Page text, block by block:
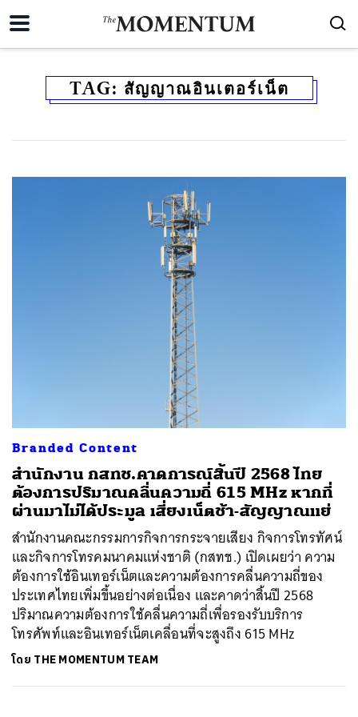
TAG: สัญญาณอินเตอร์เน็ต
Branded Content
สำนักงาน กสทช.คาดการณ์สิ้นปี 2568 ไทย
ต้องการปริมาณคลื่นความถี่ 615 MHz หากที่
ผ่านมาไม่ได้ประมูล เสี่ยงเน็ตช้า-สัญญาณแย่
สำนักงานคณะกรรมการกิจการกระจายเสียง กิจการโทรทัศน์
และกิจการโทรคมนาคมแห่งชาติ (กสทช.) เปิดเผยว่า ความ
ต้องการใช้อินเทอร์เน็ตและความต้องการคลื่นความถี่ของ
ประเทศไทยเพิ่มขึ้นอย่างต่อเนื่อง และคาดว่าสิ้นปี 2568
ปริมาณความต้องการใช้คลื่นความถี่เพื่อรองรับบริการ
โทรศัพท์และอินเทอร์เน็ตเคลื่อนที่จะสูงถึง 615 MHz
โดย THE MOMENTUM TEAM
SHARE TWEET